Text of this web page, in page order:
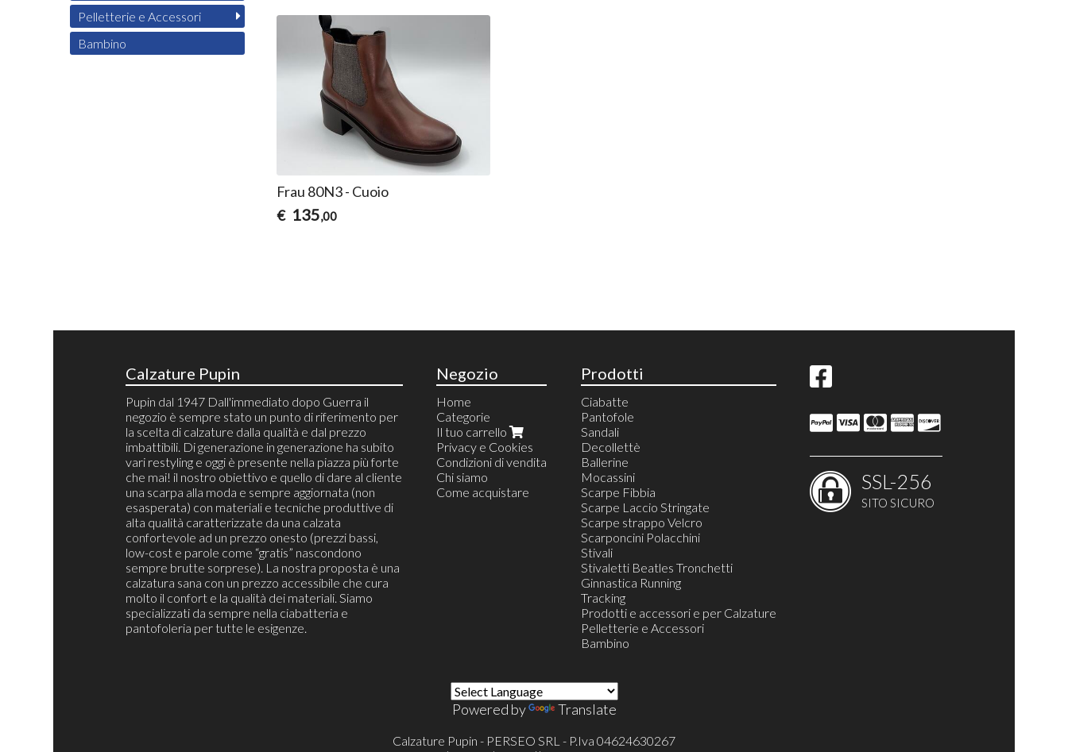
Frau 80N3 - Cuoio
€ 135,00
Pelletterie e Accessori
Bambino
Calzature Pupin
Pupin dal 1947 Dall'immediato dopo Guerra il
negozio è sempre stato un punto di riferimento per
la scelta di calzature dalla qualità e dal prezzo
imbattibili. Di generazione in generazione ha subito
vari restyling e oggi è presente nella piazza più forte
che mai! il nostro obiettivo e quello di dare al cliente
una scarpa alla moda e sempre aggiornata (non
esasperata) con materiali e tecniche produttive di
alta qualità caratterizzate da una calzata
confortevole ad un prezzo onesto (prezzi bassi,
low-cost e parole come “gratis” nascondono
sempre brutte sorprese). La nostra proposta è una
calzatura sana con un prezzo accessibile che cura
molto il confort e la qualità dei materiali. Siamo
specializzati da sempre nella ciabatteria e
pantofoleria per tutte le esigenze.
Negozio
Home
Categorie
Il tuo carrello
Privacy e Cookies
Condizioni di vendita
Chi siamo
Come acquistare
Prodotti
Ciabatte
Pantofole
Sandali
Decollettè
Ballerine
Mocassini
Scarpe Fibbia
Scarpe Laccio Stringate
Scarpe strappo Velcro
Scarponcini Polacchini
Stivali
Stivaletti Beatles Tronchetti
Ginnastica Running
Tracking
Prodotti e accessori e per Calzature
Pelletterie e Accessori
Bambino
SSL-256
SITO SICURO
Powered by Translate
Calzature Pupin - PERSEO SRL - P.Iva 04624630267